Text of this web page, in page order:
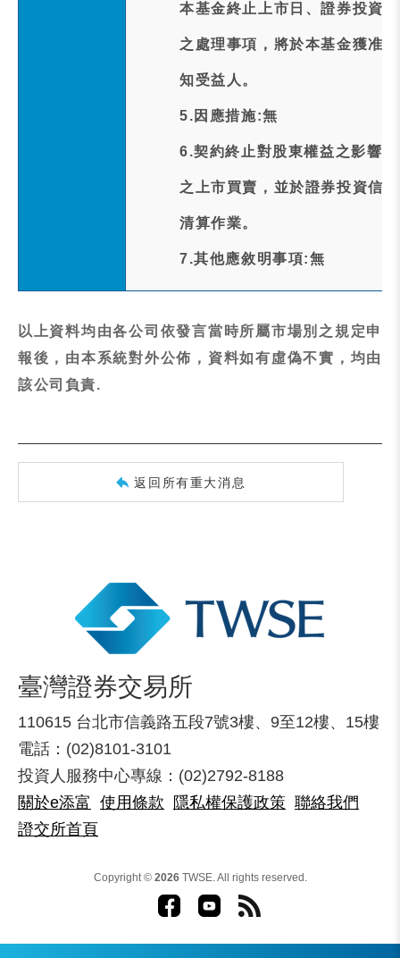
本基金終止上市日、證券投資
之處理事項，將於本基金獲准
知受益人。
5.因應措施:無
6.契約終止對股東權益之影響:
之上市買賣，並於證券投資信
清算作業。
7.其他應敘明事項:無
以上資料均由各公司依發言當時所屬市場別之規定申
報後，由本系統對外公佈，資料如有虛偽不實，均由
該公司負責.
返回所有重大消息
臺灣證券交易所
110615 台北市信義路五段7號3樓、9至12樓、15樓
電話：(02)8101-3101
投資人服務中心專線：(02)2792-8188
關於e添富 使用條款 隱私權保護政策 聯絡我們
證交所首頁
Copyright © 2026TWSE. All rights reserved.